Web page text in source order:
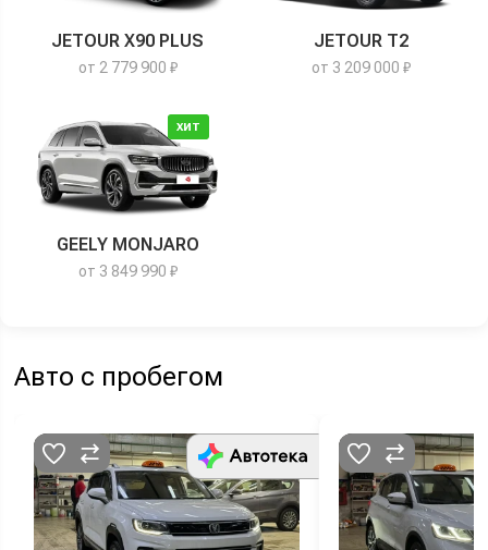
JETOUR X90 PLUS
от 2 779 900 ₽
JETOUR T2
от 3 209 000 ₽
ХИТ
GEELY MONJARO
от 3 849 990 ₽
Авто с пробегом